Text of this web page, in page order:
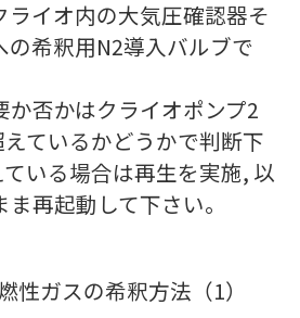
ライオ内の大気圧確認器そ
の希釈用N2導入バルブで
否かはクライオポンプ2
ているかどうかで判断下
いる場合は再生を実施, 以
再起動して下さい。
性ガスの希釈方法（1）